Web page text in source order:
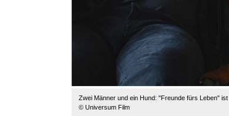
Zwei Männer und ein Hund: "Freunde fürs Leben"
© Universum Film